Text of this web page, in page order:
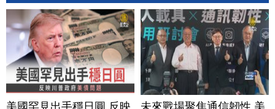
美國罕見出手穩日圓 反映
未來戰場聚焦通信韌性 美